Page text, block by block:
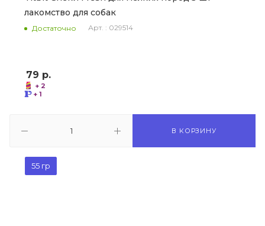
лакомство для собак
Достаточно Арт. : 029514
79 р.
+ 2
+ 1
В КОРЗИНУ
55 гр